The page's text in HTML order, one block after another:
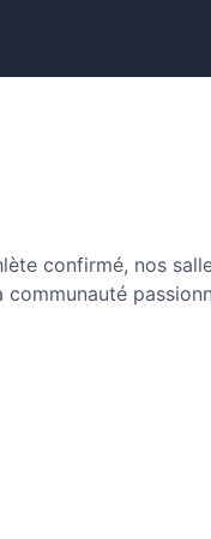
confirmé, nos